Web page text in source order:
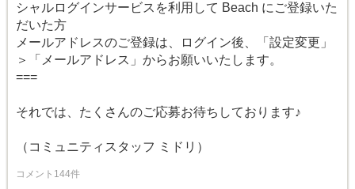
シャルログインサービスを利用して Beach にご登録いた
だいた方
メールアドレスのご登録は、ログイン後、「設定変更」
＞「メールアドレス」からお願いいたします。
===
それでは、たくさんのご応募お待ちしております♪
（コミュニティスタッフ ミドリ）
コメント144件